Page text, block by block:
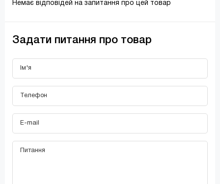
Немає відповідей на запитання про цей товар
Задати питання про товар